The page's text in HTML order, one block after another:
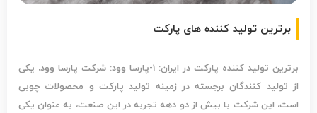
برترین تولید کننده های پارکت
برترین تولید کننده پارکت در ایران: 1-پارسا وود: شرکت پارسا وود، یکی
از تولید کنندگان برجسته در زمینه تولید پارکت و محصولات چوبی
است، این شرکت با بیش از دو دهه تجربه در این صنعت، به عنوان یکی